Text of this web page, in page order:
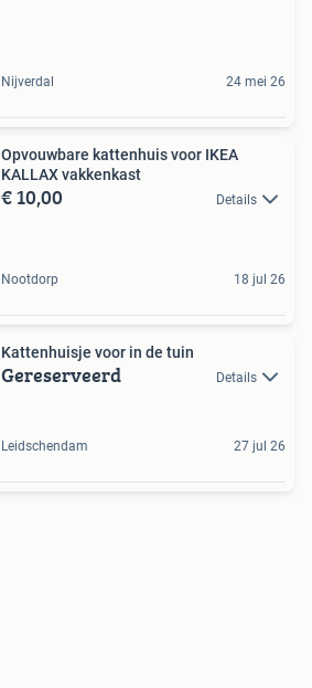
Nijverdal 24 mei 26
Opvouwbare kattenhuis voor IKEA
KALLAX vakkenkast
€ 10,00 Details
Nootdorp 18 jul 26
Kattenhuisje voor in de tuin
Gereserveerd Details
Leidschendam 27 jul 26